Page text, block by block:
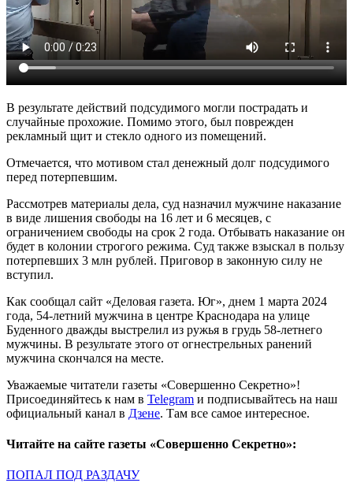
В результате действий подсудимого могли пострадать и
случайные прохожие. Помимо этого, был поврежден
рекламный щит и стекло одного из помещений.
Отмечается, что мотивом стал денежный долг подсудимого
перед потерпевшим.
Рассмотрев материалы дела, суд назначил мужчине наказание
в виде лишения свободы на 16 лет и 6 месяцев, с
ограничением свободы на срок 2 года. Отбывать наказание он
будет в колонии строгого режима. Суд также взыскал в пользу
потерпевших 3 млн рублей. Приговор в законную силу не
вступил.
Как сообщал сайт «Деловая газета. Юг», днем 1 марта 2024
года, 54-летний мужчина в центре Краснодара на улице
Буденного дважды выстрелил из ружья в грудь 58-летнего
мужчины. В результате этого от огнестрельных ранений
мужчина скончался на месте.
Уважаемые читатели газеты «Совершенно Секретно»!
Присоединяйтесь к нам в Telegram и подписывайтесь на наш
официальный канал в Дзене. Там все самое интересное.
Читайте на сайте газеты «Совершенно Секретно»:
ПОПАЛ ПОД РАЗДАЧУ